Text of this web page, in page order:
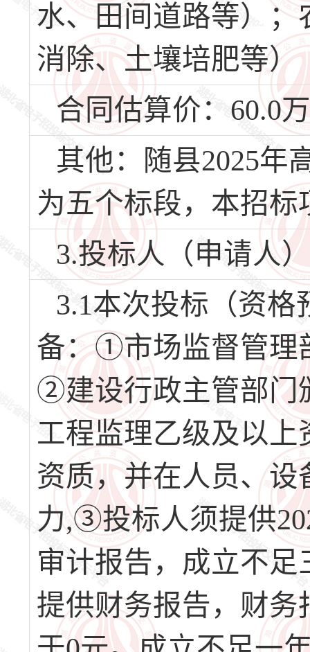
水、田间道路等）
消除、土壤培肥等）
合同估算价：60.0
其他：随县2025年
为五个标段，本招标
3.投标人（申请人
3.1本次投标（资
备：①市场监督管理
②建设行政主管部门
工程监理乙级及以
资质，并在人员、
力,③投标人须提供
审计报告，成立不
提供财务报告，财